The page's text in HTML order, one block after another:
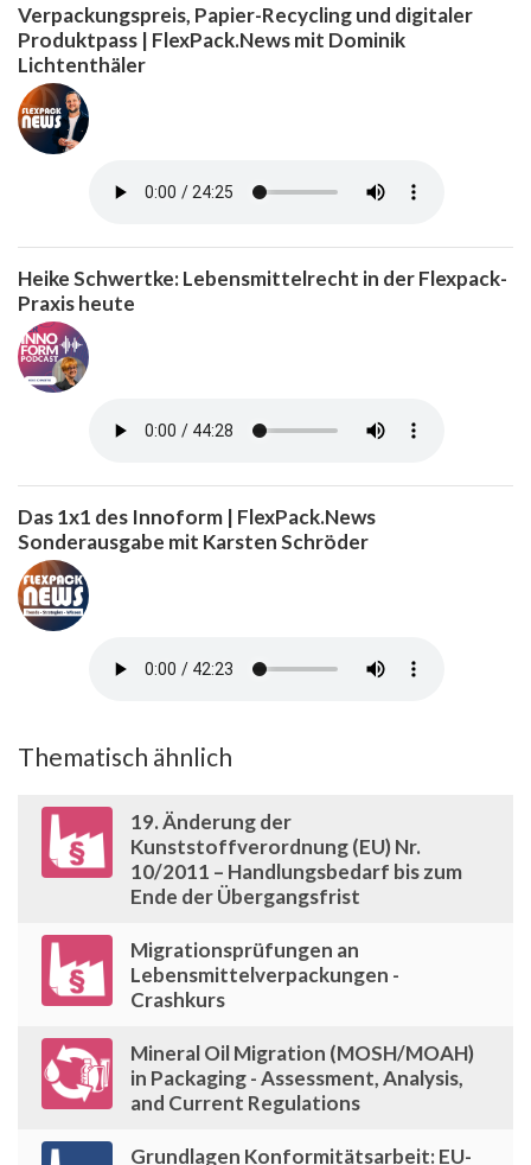
Verpackungspreis, Papier-Recycling und digitaler
Produktpass | FlexPack.News mit Dominik
Lichtenthäler
Heike Schwertke: Lebensmittelrecht in der Flexpack-
Praxis heute
Das 1x1 des Innoform | FlexPack.News
Sonderausgabe mit Karsten Schröder
Thematisch ähnlich
19. Änderung der
Kunststoffverordnung (EU) Nr.
10/2011 – Handlungsbedarf bis zum
Ende der Übergangsfrist
Migrationsprüfungen an
Lebensmittelverpackungen -
Crashkurs
Mineral Oil Migration (MOSH/MOAH)
in Packaging - Assessment, Analysis,
and Current Regulations
Grundlagen Konformitätsarbeit: EU-